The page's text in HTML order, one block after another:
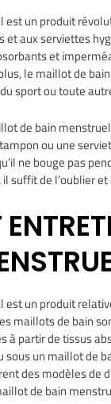
un produit
aux serviettes
et
le maillot de
sport ou toute
de bain
ou une
ne bouge pas
suffit de l’oublier
un produit
maillots de bain
à partir de tissus
un maillot de
des modèles
de bain